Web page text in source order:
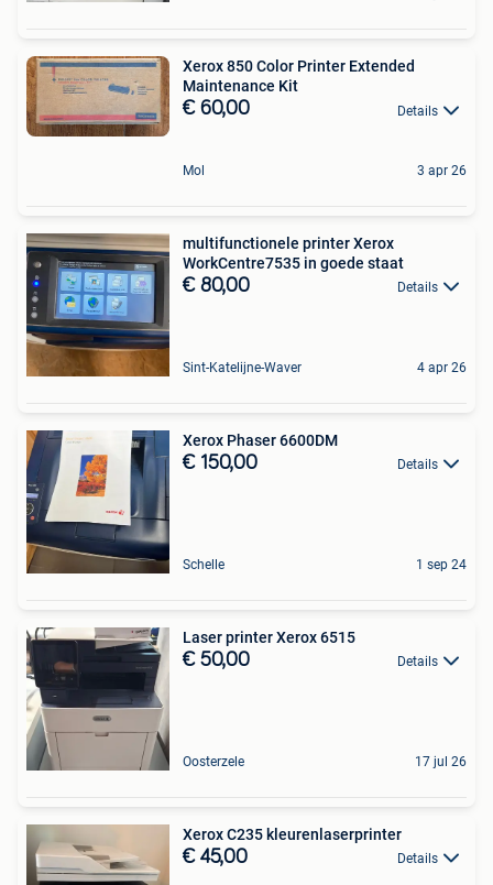
Xerox 850 Color Printer Extended
Maintenance Kit
€ 60,00 Details
Mol 3 apr 26
multifunctionele printer Xerox
WorkCentre7535 in goede staat
€ 80,00 Details
Sint-Katelijne-Waver 4 apr 26
Xerox Phaser 6600DM
€ 150,00 Details
Schelle 1 sep 24
Laser printer Xerox 6515
€ 50,00 Details
Oosterzele 17 jul 26
Xerox C235 kleurenlaserprinter
€ 45,00 Details